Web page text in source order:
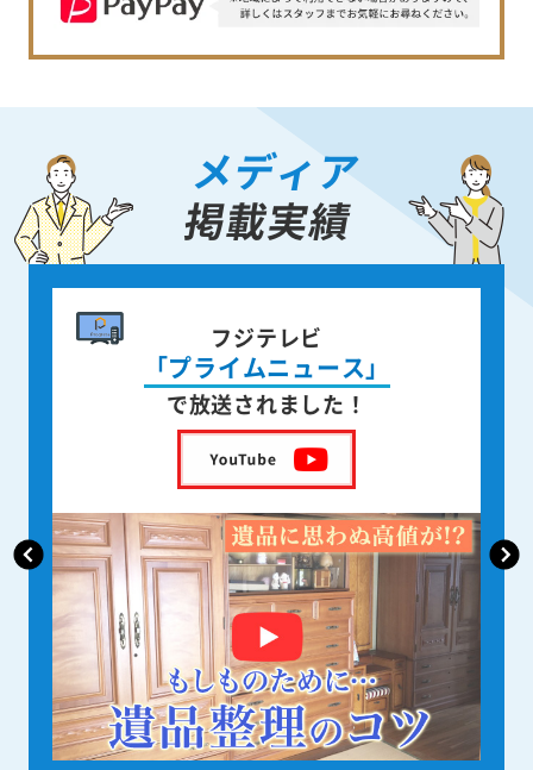
メディア
掲載実績
書籍出版
身近な人が
亡くなった後の遺品整理
を出版しました！